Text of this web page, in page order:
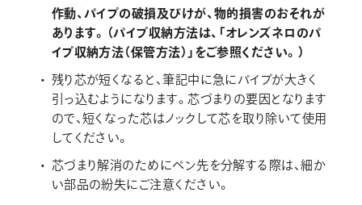
作動、パイプの破損及びけが、物的損害のおそれが
あります。
（パイプ収納方法は、「オレンズネロのパ
イプ収納方法（保管方法）」をご参照ください。）
残り芯が短くなると、筆記中に急にパイプが大きく
引っ込むようになります。芯づまりの要因となります
ので、短くなった芯はノックして芯を取り除いて使用
してください。
芯づまり解消のためにペン先を分解する際は、細か
い部品の紛失にご注意ください。